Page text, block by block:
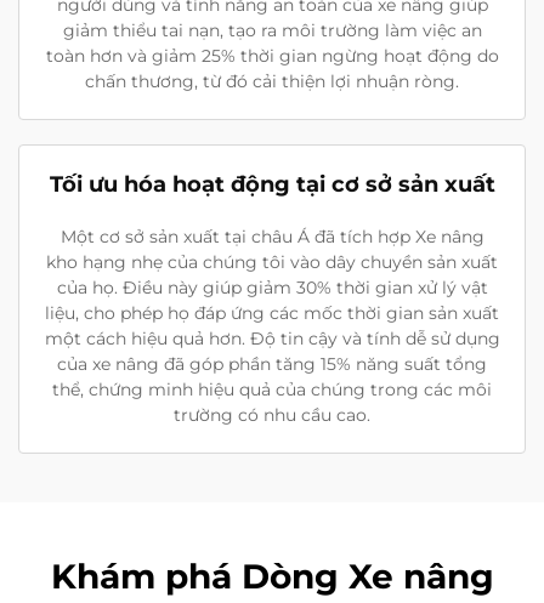
người dùng và tính năng an toàn của xe nâng giúp
giảm thiểu tai nạn, tạo ra môi trường làm việc an
toàn hơn và giảm 25% thời gian ngừng hoạt động do
chấn thương, từ đó cải thiện lợi nhuận ròng.
Tối ưu hóa hoạt động tại cơ sở sản xuất
Một cơ sở sản xuất tại châu Á đã tích hợp Xe nâng
kho hạng nhẹ của chúng tôi vào dây chuyền sản xuất
của họ. Điều này giúp giảm 30% thời gian xử lý vật
liệu, cho phép họ đáp ứng các mốc thời gian sản xuất
một cách hiệu quả hơn. Độ tin cậy và tính dễ sử dụng
của xe nâng đã góp phần tăng 15% năng suất tổng
thể, chứng minh hiệu quả của chúng trong các môi
trường có nhu cầu cao.
Khám phá Dòng Xe nâng